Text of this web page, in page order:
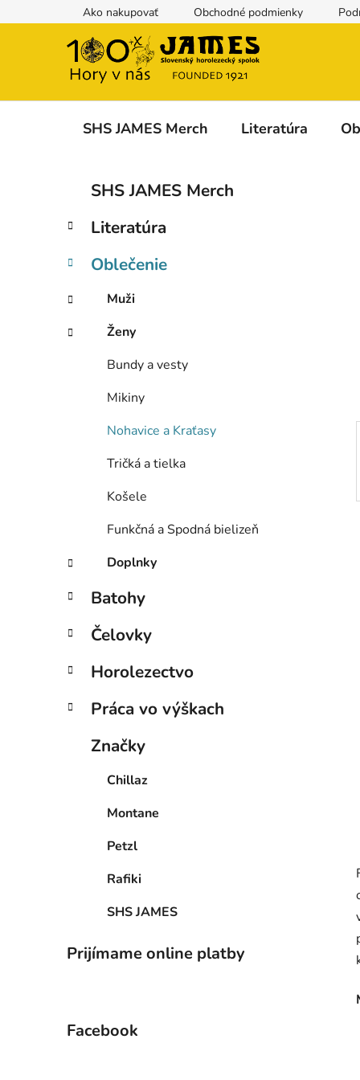
na
Ako nakupovať Obchodné podmienky
SHS JAMES Merch Literatúra
č
ý
a
n
Preskočiť
kategórie
e
ó
i
SHS JAMES Merch
Literatúra
Oblečenie
Muži
Ženy
Bundy a vesty
Mikiny
Nohavice a Kraťasy
Tričká a tielka
Košele
Funkčná a Spodná bielizeň
Doplnky
Batohy
Čelovky
Horolezectvo
Práca vo výškach
Značky
Chillaz
Montane
Petzl
Rafiki
SHS JAMES
Prijímame online platby
Facebook